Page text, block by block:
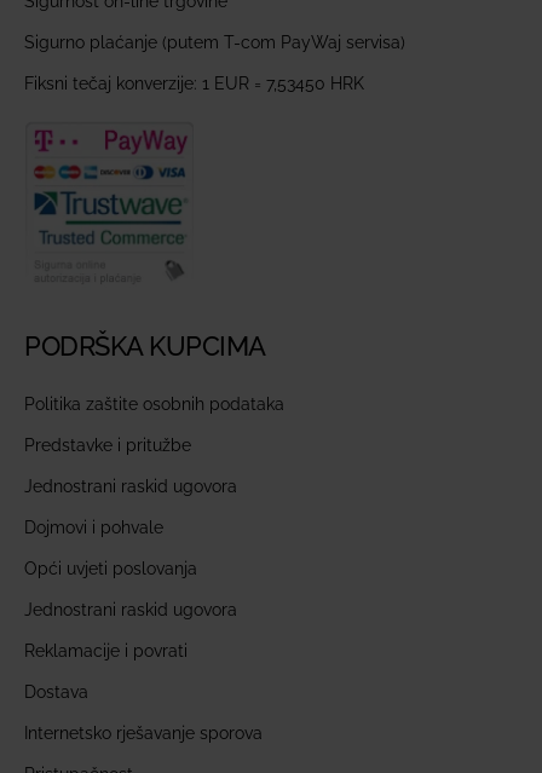
Sigurno plaćanje (putem T-com PayWaj servisa)
Fiksni tečaj konverzije: 1 EUR = 7,53450 HRK
PODRŠKA KUPCIMA
Politika zaštite osobnih podataka
Predstavke i pritužbe
Jednostrani raskid ugovora
Dojmovi i pohvale
Opći uvjeti poslovanja
Jednostrani raskid ugovora
Reklamacije i povrati
Dostava
Internetsko rješavanje sporova